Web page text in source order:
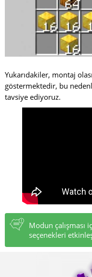
Yukarıdakiler, montaj
göstermektedir, bu
tavsiye ediyoruz.
Modun çalışması
seçenekleri